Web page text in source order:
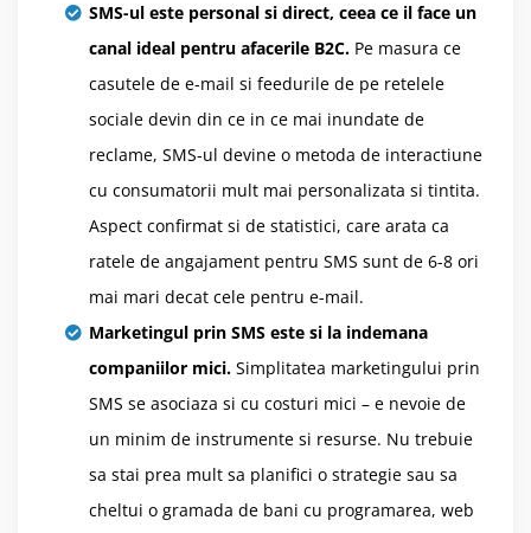
SMS-ul este personal si direct, ceea ce il face un
canal ideal pentru afacerile B2C. Pe masura ce
casutele de e-mail si feedurile de pe retelele
sociale devin din ce in ce mai inundate de
reclame, SMS-ul devine o metoda de interactiune
cu consumatorii mult mai personalizata si tintita.
Aspect confirmat si de statistici, care arata ca
ratele de angajament pentru SMS sunt de 6-8 ori
mai mari decat cele pentru e-mail.
Marketingul prin SMS este si la indemana
companiilor mici. Simplitatea marketingului prin
SMS se asociaza si cu costuri mici – e nevoie de
un minim de instrumente si resurse. Nu trebuie
sa stai prea mult sa planifici o strategie sau sa
cheltui o gramada de bani cu programarea, web